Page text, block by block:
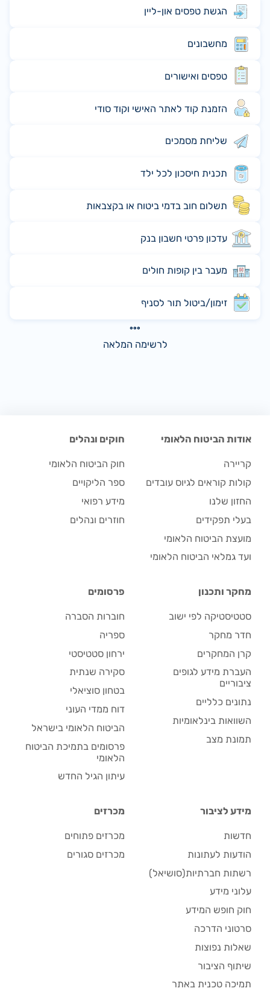
הגשת טפסים און-ליין
מחשבונים
טפסים ואישורים
הזמנת קוד לאתר האישי וקוד סודי
שליחת מסמכים
תכנית חיסכון לכל ילד
תשלום חוב בדמי ביטוח או בקצבאות
עדכון פרטי חשבון בנק
מעבר בין קופות חולים
זימון/ביטול תור לסניף
לרשימה המלאה
אודות הביטוח הלאומי
קריירה
קולות קוראים לגיוס עובדים
החזון שלנו
בעלי תפקידים
מועצת הביטוח הלאומי
ועד גמלאי הביטוח הלאומי
חוקים ונהלים
חוק הביטוח הלאומי
ספר הליקויים
מידע רפואי
חוזרים ונהלים
מחקר ותכנון
סטטיסטיקה לפי ישוב
חדר מחקר
קרן המחקרים
העברת מידע לגופים
ציבוריים
נתונים כלליים
השוואות בינלאומיות
תמונת מצב
פרסומים
חוברות הסברה
ספריה
ירחון סטטיסטי
סקירה שנתית
בטחון סוציאלי
דוח ממדי העוני
הביטוח הלאומי בישראל
פרסומים בתמיכת הביטוח
הלאומי
עיתון הגיל החדש
מידע לציבור
חדשות
הודעות לעתונות
רשתות חברתיות(סושיאל)
עלוני מידע
חוק חופש המידע
סרטוני הדרכה
שאלות נפוצות
שיתוף הציבור
תמיכה טכנית באתר
מכרזים
מכרזים פתוחים
מכרזים סגורים